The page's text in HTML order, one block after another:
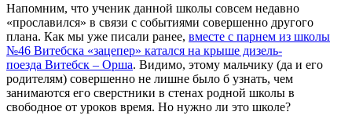
Напомним, что ученик данной школы совсем недавно
«прославился» в связи с событиями совершенно другого
плана. Как мы уже писали ранее, вместе с парнем из школы
№46 Витебска «зацепер» катался на крыше дизель-
поезда Витебск – Орша. Видимо, этому мальчику (да и его
родителям) совершенно не лишне было б узнать, чем
занимаются его сверстники в стенах родной школы в
свободное от уроков время. Но нужно ли это школе?